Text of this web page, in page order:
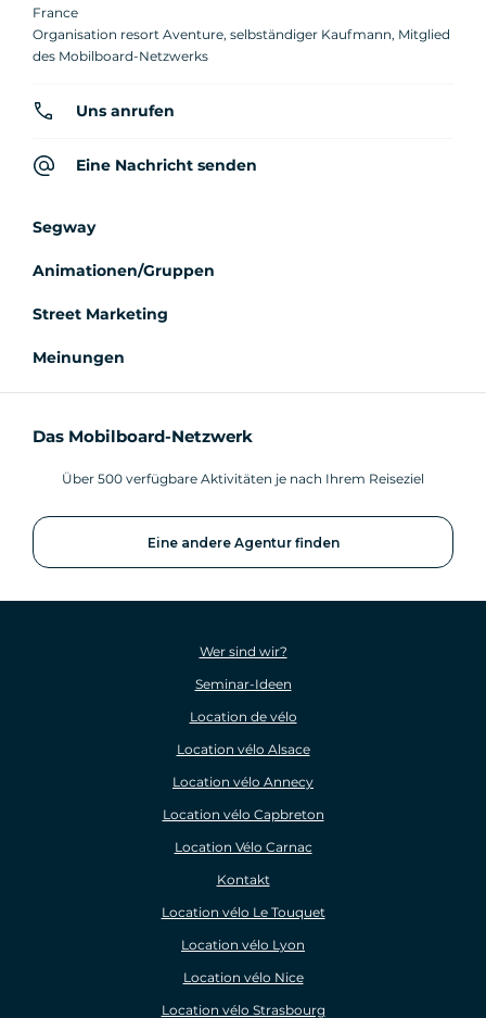
France
Organisation resort Aventure, selbständiger Kaufmann, Mitglied
des Mobilboard-Netzwerks
Uns anrufen
Eine Nachricht senden
Segway
Animationen/Gruppen
Street Marketing
Meinungen
Das Mobilboard-Netzwerk
Über 500 verfügbare Aktivitäten je nach Ihrem Reiseziel
Eine andere Agentur finden
Wer sind wir?
Seminar-Ideen
Location de vélo
Location vélo Alsace
Location vélo Annecy
Location vélo Capbreton
Location Vélo Carnac
Kontakt
Location vélo Le Touquet
Location vélo Lyon
Location vélo Nice
Location vélo Strasbourg